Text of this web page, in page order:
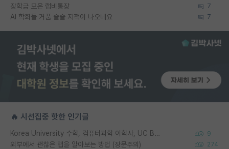
장학금 모은 랩비통장 7
AI 학회들 거품 슬슬 지적이 나오네요 7
🔥 시선집중 핫한 인기글
Korea University 수학, 컴퓨터과학 이학사, UC Berkeley 산업공학 대학원 공학박사가 되는 것은 쉽지 않겠죠? 9
외부에서 괜찮은 랩을 알아보는 방법 (장문주의) 274